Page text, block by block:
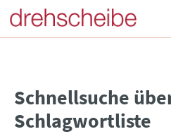
Schnellsuche
Schlagwortliste